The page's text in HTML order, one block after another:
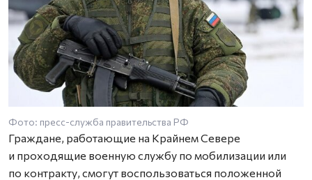
Фото: пресс-служба правительства РФ
Граждане, работающие на Крайнем Севере
и проходящие военную службу по мобилизации или
по контракту, смогут воспользоваться положенной